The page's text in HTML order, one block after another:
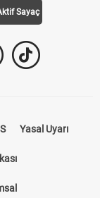
Sayaç
Yasal Uyarı